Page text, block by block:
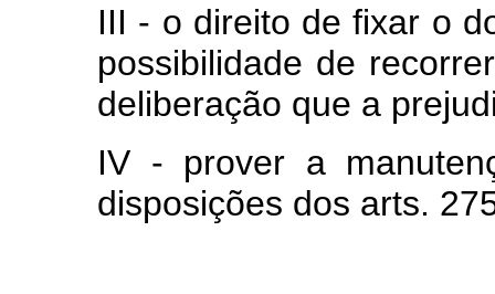
III - o direito de fixar o
possibilidade de
deliberação que a
IV - prover a
disposições dos arts.